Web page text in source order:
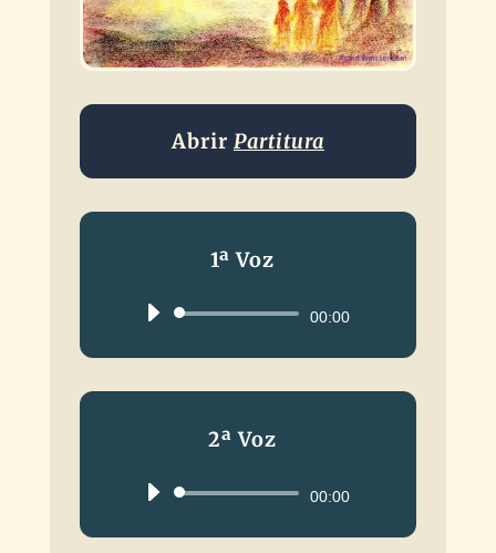
Abrir Partitura
1ª Voz
Reproductor00:00
2ª Voz
Reproductor00:00